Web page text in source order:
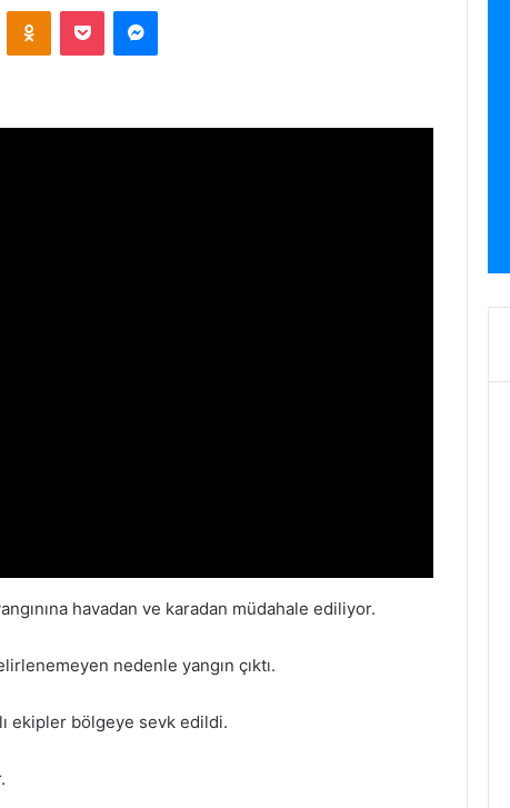
Odnoklassniki
Pocket Messenger
havadan ve karadan müdahale ediliyor.
nedenle yangın çıktı.
ekipler bölgeye sevk edildi.